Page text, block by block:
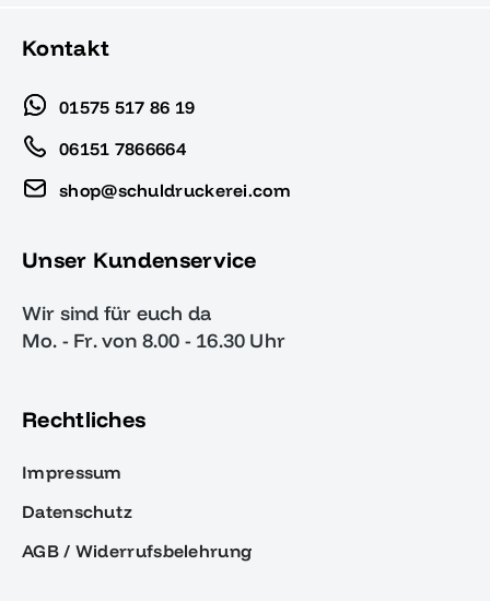
Kontakt
01575 517 86 19
06151 7866664
shop@schuldruckerei.com
Unser Kundenservice
Wir sind für euch da
Mo. - Fr. von 8.00 - 16.30 Uhr
Rechtliches
Impressum
Datenschutz
AGB / Widerrufsbelehrung